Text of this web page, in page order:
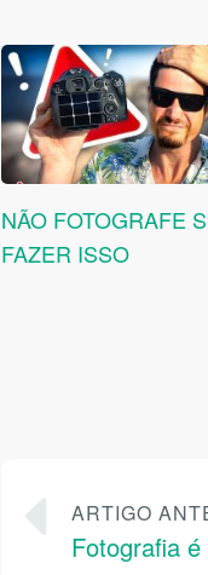
NÃO FOTOGRAFE
FAZER ISSO
ARTIGO
Fotografia